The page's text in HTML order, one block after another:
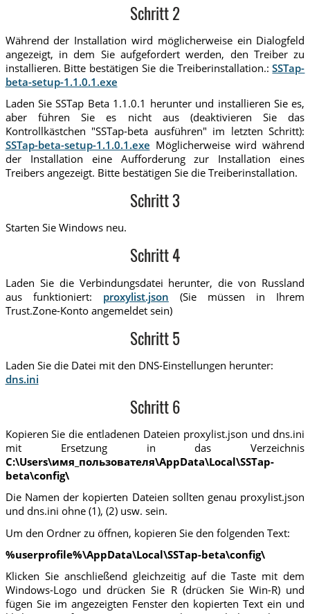
Schritt 2
Während der Installation wird möglicherweise ein Dialogfeld
angezeigt, in dem Sie aufgefordert werden, den Treiber zu
installieren. Bitte bestätigen Sie die Treiberinstallation.:SSTap-
beta-setup-1.1.0.1.exe
Laden Sie SSTap Beta 1.1.0.1 herunter und installieren Sie es,
aber führen Sie es nicht aus (deaktivieren Sie das
Kontrollkästchen "SSTap-beta ausführen" im letzten Schritt):
SSTap-beta-setup-1.1.0.1.exe Möglicherweise wird während
der Installation eine Aufforderung zur Installation eines
Treibers angezeigt. Bitte bestätigen Sie die Treiberinstallation.
Schritt 3
Starten Sie Windows neu.
Schritt 4
Laden Sie die Verbindungsdatei herunter, die von Russland
aus funktioniert: proxylist.json (Sie müssen in Ihrem
Trust.Zone-Konto angemeldet sein)
Schritt 5
Laden Sie die Datei mit den DNS-Einstellungen herunter:
dns.ini
Schritt 6
Kopieren Sie die entladenen Dateien proxylist.json und dns.ini
mit Ersetzung in das Verzeichnis
C:\Users\имя_пользователя\AppData\Local\SSTap-
beta\config\
Die Namen der kopierten Dateien sollten genau proxylist.json
und dns.ini ohne (1), (2) usw. sein.
Um den Ordner zu öffnen, kopieren Sie den folgenden Text:
%userprofile%\AppData\Local\SSTap-beta\config\
Klicken Sie anschließend gleichzeitig auf die Taste mit dem
Windows-Logo und drücken Sie R (drücken Sie Win-R) und
fügen Sie im angezeigten Fenster den kopierten Text ein und